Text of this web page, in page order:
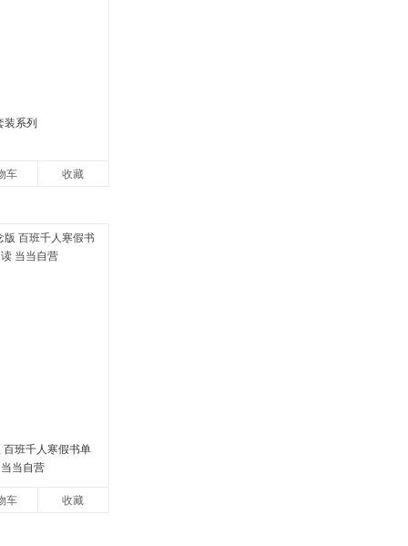
装系列
车 收藏
百班千人寒假书单
当自营
车 收藏